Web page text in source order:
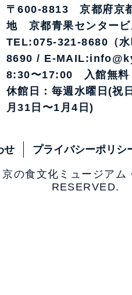
〒600-8813 京都府京
地 京都青果センタービ
TEL:075-321-8680（
8690 / E-
8:30〜17:00 入館無料
休館日：毎週水曜日(祝
月31日〜1月4日)
せ プライバシーポリシ
の食文化ミュージア
RESERVED.